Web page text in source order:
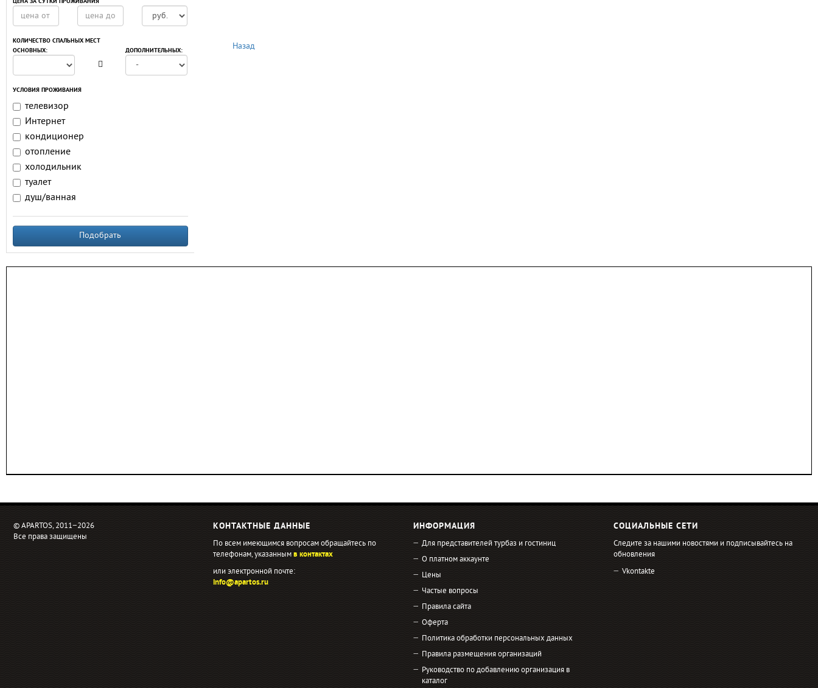
КОЛИЧЕСТВО СПАЛЬНЫХ МЕСТ
ОСНОВНЫХ:
ДОПОЛНИТЕЛЬНЫХ:
УСЛОВИЯ ПРОЖИВАНИЯ
телевизор
Интернет
кондиционер
отопление
холодильник
туалет
душ/ванная
Подобрать
Назад
© APARTOS, 2011−2026
Все права защищены
КОНТАКТНЫЕ ДАННЫЕ
По всем имеющимся вопросам обращайтесь по
телефонам, указаннымв контактах
или электронной почте:
info@apartos.ru
ИНФОРМАЦИЯ
Для представителей турбаз и гостиниц
О платном аккаунте
Цены
Частые вопросы
Правила сайта
Оферта
Политика обработки персональных данных
Правила размещения организаций
Руководство по добавлению организация в
каталог
СОЦИАЛЬНЫЕ СЕТИ
Следите за нашими новостями и подписывайтесь на
обновления
Vkontakte